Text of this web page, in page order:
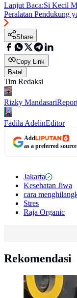
Lanjut Baca:Si Kecil
Peralatan Pendukung
Share
Copy Link
Batal
Tim Redaksi
Rizky Mandasari
Fadila AdelinEditor
Add
as a preferred
Jakarta
Kesehatan Jiwa
cara
Stres
Raja Organic
Rekomendasi